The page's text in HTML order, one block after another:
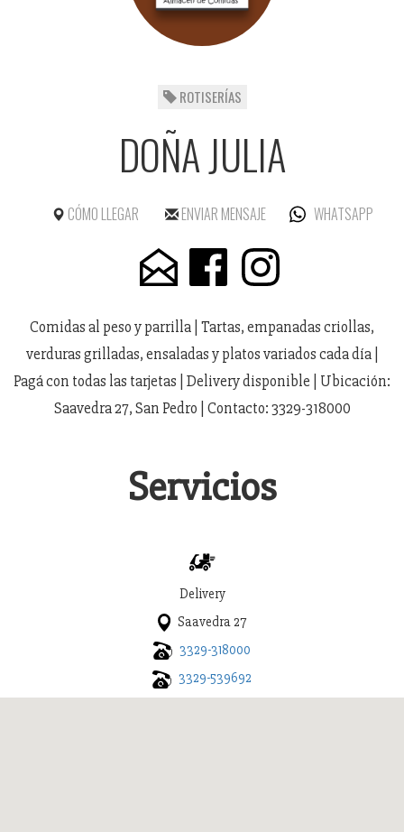
ROTISERÍAS
DOÑA JULIA
CÓMO LLEGAR ENVIAR MENSAJE WHATSAPP
Comidas al peso y parrilla | Tartas, empanadas criollas,
verduras grilladas, ensaladas y platos variados cada día |
Pagá con todas las tarjetas | Delivery disponible | Ubicación:
Saavedra 27, San Pedro | Contacto: 3329-318000
Servicios
Delivery
Saavedra 27
3329-318000
3329-539692